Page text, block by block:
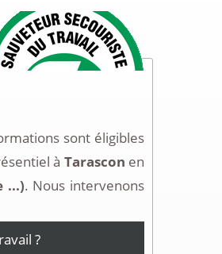
sont éligibles
à Tarascon en
...). Nous intervenons
?